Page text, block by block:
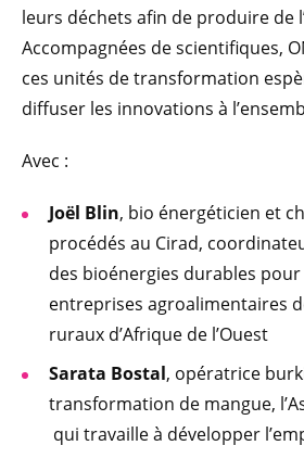
leurs déchets afin de produire de
Accompagnées de scientifiques,
ces unités de transformation
diffuser les innovations à
Avec :
Joël Blin, bio énergéticien et
procédés au Cirad,
des bioénergies durables
entreprises agroalimentaires
ruraux d’Afrique de l’Ouest
Sarata Bostal, opératrice
transformation de mangue,
qui travaille à développer